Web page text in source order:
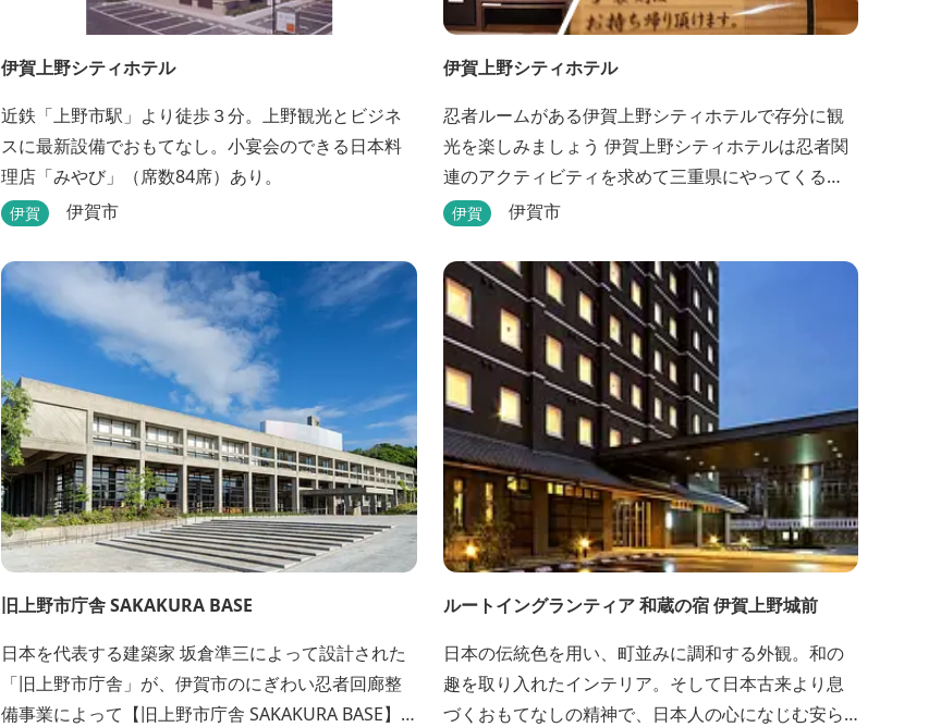
伊賀上野シティホテル
近鉄「上野市駅」より徒歩３分。上野観光とビジネ
スに最新設備でおもてなし。小宴会のできる日本料
理店「みやび」（席数84席）あり。
伊賀 伊賀市
伊賀上野シティホテル
忍者ルームがある伊賀上野シティホテルで存分に観
光を楽しみましょう 伊賀上野シティホテルは忍者関
連のアクティビティを求めて三重県にやってくる
人々に人気のホテルです。こちらのホテルには、忍
からトイレットペーパーに至るまで、忍者に関連し
たデザインモチーフがあしらわれています。 伊賀上
野城や伊賀流忍者博物館から徒歩わずか10分の位置
にあるこのホテ...
伊賀 伊賀市
旧上野市庁舎 SAKAKURA BASE
日本を代表する建築家 坂倉準三によって設計された
「旧上野市庁舎」が、伊賀市のにぎわい忍者回廊整
備事業によって【旧上野市庁舎 SAKAKURA BASE】
ルートイングランティア 和蔵の宿 伊賀上野城前
日本の伝統色を用い、町並みに調和する外観。和の
趣を取り入れたインテリア。そして日本古来より息
づくおもてなしの精神で、日本人の心になじむ安ら